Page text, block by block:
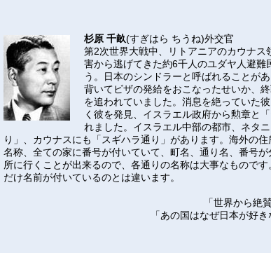
杉原 千畝(すぎはら ちうね)外交官
第2次世界大戦中、リトアニアのカウナス
害から逃げてきた約6千人のユダヤ人避難
う。日本のシンドラーと呼ばれることが
背いてビザの発給をおこなったせいか、
を追われていました。消息を絶っていた
く彼を発見、イスラエル政府から勲章と
れました。イスラエル中部の都市、ネタ
り」、カウナスにも「スギハラ通り」があります。海外の
名称、全ての家に番号が付いていて、町名、通り名、番号
所に行くことが出来るので、各通りの名称は大事なもので
だけ名前が付いているのとは違います。
「世界から絶
「あの国はなぜ日本が好